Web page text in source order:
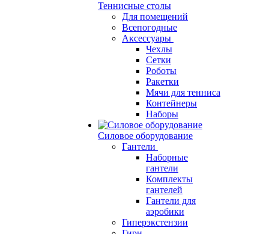
Теннисные столы
Для помещений
Всепогодные
Аксессуары
Чехлы
Сетки
Роботы
Ракетки
Мячи для тенниса
Контейнеры
Наборы
Силовое оборудование
Гантели
Наборные
гантели
Комплекты
гантелей
Гантели для
аэробики
Гиперэкстензии